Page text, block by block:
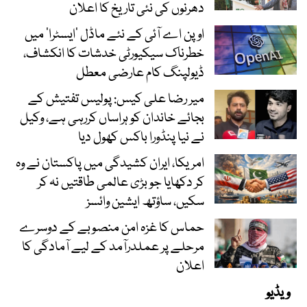
دھرنوں کی نئی تاریخ کا اعلان
اوپن اے آئی کے نئے ماڈل ’ایسٹرا‘ میں
خطرناک سیکیورٹی خدشات کا انکشاف،
ڈیولپنگ کام عارضی معطل
میر رضا علی کیس: پولیس تفتیش کے
بجائے خاندان کو ہراساں کررہی ہے، وکیل
نے نیا پنڈورا باکس کھول دیا
امریکا، ایران کشیدگی میں پاکستان نے وہ
کر دکھایا جو بڑی عالمی طاقتیں نہ کر
سکیں، ساؤتھ ایشین وائسز
حماس کا غزہ امن منصوبے کے دوسرے
مرحلے پر عملدرآمد کے لیے آمادگی کا
اعلان
ویڈیو